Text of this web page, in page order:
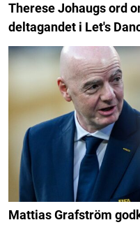
Therese Johaugs ord
deltagandet i Let's
Mattias Grafström